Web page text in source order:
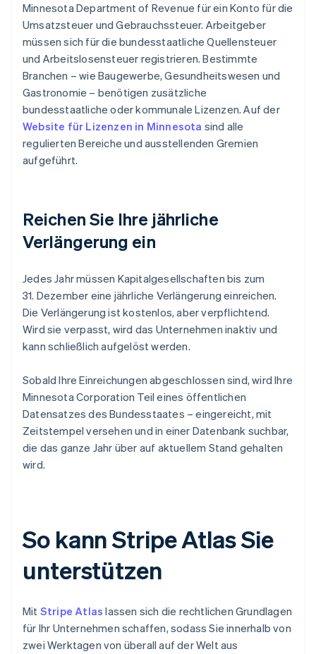
Minnesota Department of Revenue für ein Konto für die
Umsatzsteuer und Gebrauchssteuer. Arbeitgeber
müssen sich für die bundesstaatliche Quellensteuer
und Arbeitslosensteuer registrieren. Bestimmte
Branchen – wie Baugewerbe, Gesundheitswesen und
Gastronomie – benötigen zusätzliche
bundesstaatliche oder kommunale Lizenzen. Auf der
Website für Lizenzen in Minnesota sind alle
regulierten Bereiche und ausstellenden Gremien
aufgeführt.
Reichen Sie Ihre jährliche
Verlängerung ein
Jedes Jahr müssen Kapitalgesellschaften bis zum
31. Dezember eine jährliche Verlängerung einreichen.
Die Verlängerung ist kostenlos, aber verpflichtend.
Wird sie verpasst, wird das Unternehmen inaktiv und
kann schließlich aufgelöst werden.
Sobald Ihre Einreichungen abgeschlossen sind, wird Ihre
Minnesota Corporation Teil eines öffentlichen
Datensatzes des Bundesstaates – eingereicht, mit
Zeitstempel versehen und in einer Datenbank suchbar,
die das ganze Jahr über auf aktuellem Stand gehalten
wird.
So kann Stripe Atlas Sie
unterstützen
Mit Stripe Atlas lassen sich die rechtlichen Grundlagen
für Ihr Unternehmen schaffen, sodass Sie innerhalb von
zwei Werktagen von überall auf der Welt aus